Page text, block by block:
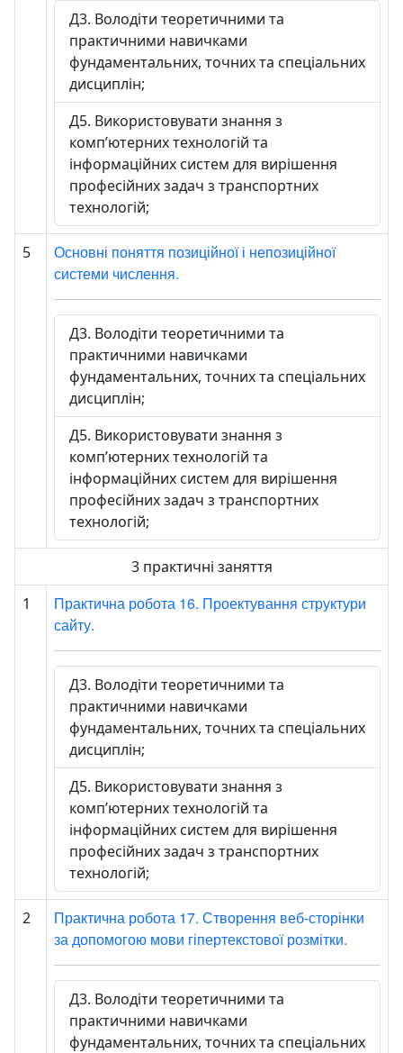
Д3. Володіти теоретичними та
практичними навичками
фундаментальних, точних та спеціальних
дисциплін;
Д5. Використовувати знання з
комп’ютерних технологій та
інформаційних систем для вирішення
професійних задач з транспортних
технологій;
5
Основні поняття позиційної і непозиційної
системи числення.
Д3. Володіти теоретичними та
практичними навичками
фундаментальних, точних та спеціальних
дисциплін;
Д5. Використовувати знання з
комп’ютерних технологій та
інформаційних систем для вирішення
професійних задач з транспортних
технологій;
3 практичні заняття
1
Практична робота 16. Проектування структури
сайту.
Д3. Володіти теоретичними та
практичними навичками
фундаментальних, точних та спеціальних
дисциплін;
Д5. Використовувати знання з
комп’ютерних технологій та
інформаційних систем для вирішення
професійних задач з транспортних
технологій;
2
Практична робота 17. Створення веб-сторінки
за допомогою мови гіпертекстової розмітки.
Д3. Володіти теоретичними та
практичними навичками
фундаментальних, точних та спеціальних